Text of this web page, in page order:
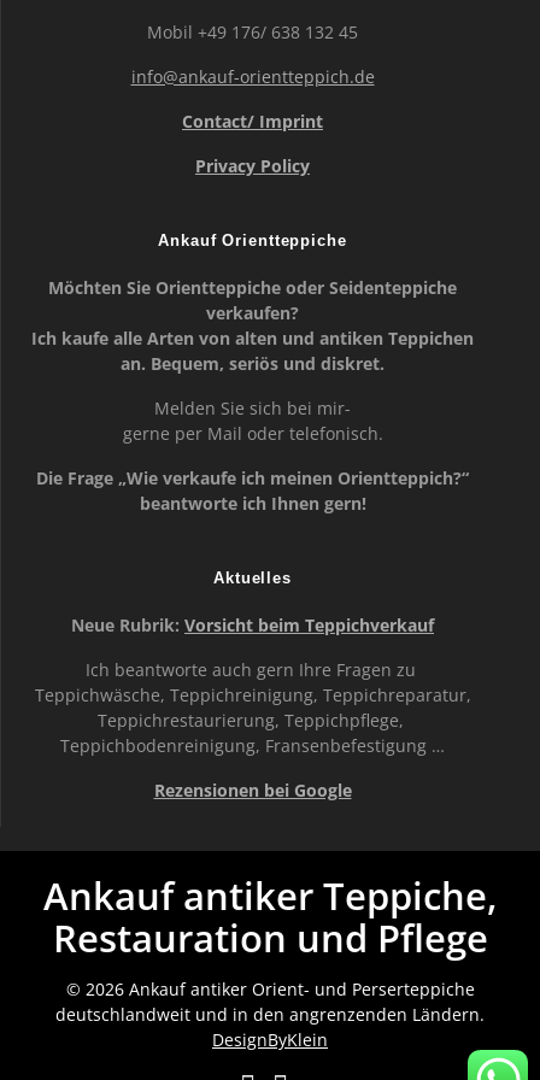
Mobil +49 176/ 638 132 45
info@ankauf-orientteppich.de
Contact/ Imprint
Privacy Policy
Ankauf Orientteppiche
Möchten Sie Orientteppiche oder Seidenteppiche
verkaufen?
Ich kaufe alle Arten von alten und antiken Teppichen
an. Bequem, seriös und diskret.
Melden Sie sich bei mir-
gerne per Mail oder telefonisch.
Die Frage „Wie verkaufe ich meinen Orientteppich?“
beantworte ich Ihnen gern!
Aktuelles
Neue Rubrik: Vorsicht beim Teppichverkauf
Ich beantworte auch gern Ihre Fragen zu
Teppichwäsche, Teppichreinigung, Teppichreparatur,
Teppichrestaurierung, Teppichpflege,
Teppichbodenreinigung, Fransenbefestigung …
Rezensionen bei Google
Ankauf antiker Teppiche,
Restauration und Pflege
© 2026 Ankauf antiker Orient- und Perserteppiche
deutschlandweit und in den angrenzenden Ländern.
DesignByKlein